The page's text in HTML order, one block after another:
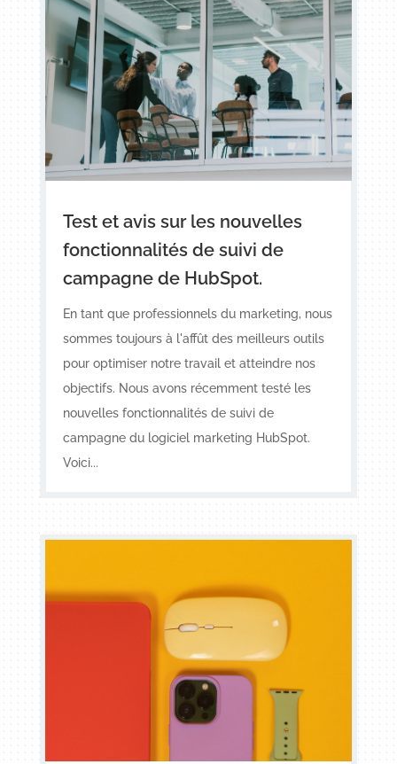
Test et avis sur les nouvelles
fonctionnalités de suivi de
campagne de HubSpot.
En tant que professionnels du marketing, nous
sommes toujours à l'affût des meilleurs outils
pour optimiser notre travail et atteindre nos
objectifs. Nous avons récemment testé les
nouvelles fonctionnalités de suivi de
campagne du logiciel marketing HubSpot.
Voici...